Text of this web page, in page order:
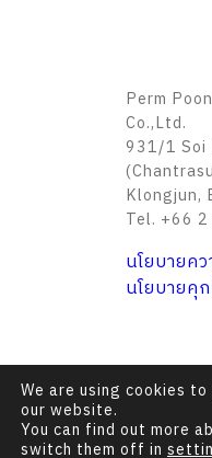
Perm
Co.,Ltd.
931/1 Soi
Klongjun,
Tel. +66
นโยบายค
นโยบายคุ
We are using cookies
our website.
You can find out more
switch them off in